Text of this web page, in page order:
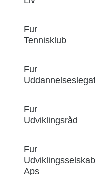
Fur
Tennisklub
Fur
Fur
Udviklingsråd
Fur
Udviklingsselskab
Aps